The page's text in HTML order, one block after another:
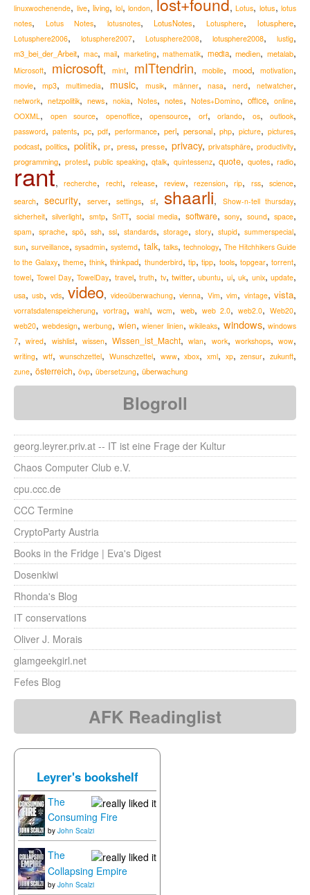
linuxwochenende, live, living, lol, london, , Lotus, lotus, lotus
notes, Lotus Notes, lotusnotes,LotusNotes,Lotusphere,lotusphere,
Lotusphere2006, lotusphere2007, Lotusphere2008, lotusphere2008, lustig,
m3_bei_der_Arbeit, mac,mail, marketing,mathematik, media,medien,metalab,
Microsoft, microsoft, mint, mITtendrin,mobile, mood,motivation,
movie,mp3,multimedia, music, musik, männer, nasa, nerd, netwatcher,
network, netzpolitik, news, nokia, Notes, notes, Notes+Domino, office, online,
OOXML, open source, openoffice, opensource, orf, orlando, os, outlook,
password, patents, pc,pdf,performance, perl, personal,php,picture,pictures,
podcast,politics, politik, pr, press,presse, privacy, privatsphäre, productivity,
programming, protest, public speaking, qtalk, quintessenz, quote, quotes, radio,
rant,recherche, recht,release, review, rezension,rip, rss, science,
search,security, server,settings, sf, shaarli, Show-n-tell thursday,
sicherheit,silverlight, smtp,SnTT, social media, software,sony, sound,space,
spam, sprache, spö, ssh, ssl, standards, storage, story, stupid, summerspecial,
sun,surveillance,sysadmin,systemd, talk, talks, technology, The Hitchhikers Guide
to the Galaxy, theme,think,thinkpad, thunderbird, tip,tipp, tools, topgear,torrent,
towel,Towel Day,TowelDay, travel,truth, tv, twitter,ubuntu, ui,uk, unix,update,
usa,usb, vds,video, videoüberwachung,vienna, Vim,vim, vintage,vista,
vorratsdatenspeicherung,vortrag,wahl,wcm, web, web 2.0, web2.0, Web20,
web20, webdesign, werbung, wien, wiener linien, wikileaks, windows, windows
7,wired, wishlist, wissen, Wissen_ist_Macht,wlan, work, workshops, wow,
writing, wtf,wunschzettel,Wunschzettel, www,xbox,xml, xp,zensur,zukunft,
zune, österreich, övp, übersetzung, überwachung
Blogroll
georg.leyrer.priv.at -- IT ist eine Frage der Kultur
Chaos Computer Club e.V.
cpu.ccc.de
CCC Termine
CryptoParty Austria
Books in the Fridge | Eva's Digest
Dosenkiwi
Rhonda's Blog
IT conservations
Oliver J. Morais
glamgeekgirl.net
Fefes Blog
AFK Readinglist
Leyrer's bookshelf
The
Consuming Fire
by John Scalzi
The
Collapsing Empire
by John Scalzi